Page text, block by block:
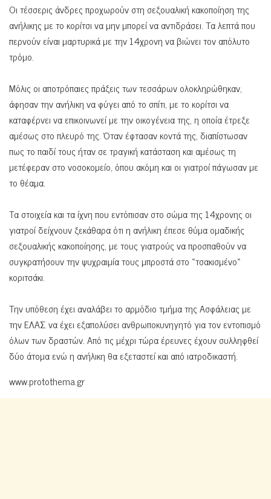
Οι τέσσερις άνδρες προχωρούν στη σεξουαλική κακοποίηση της
ανήλικης με το κορίτσι να μην μπορεί να αντιδράσει. Τα λεπτά που
περνούν είναι μαρτυρικά με την 14χρονη να βιώνει τον απόλυτο
τρόμο.
Μόλις οι αποτρόπαιες πράξεις των τεσσάρων ολοκληρώθηκαν,
άφησαν την ανήλικη να φύγει από το σπίτι, με το κορίτσι να
καταφέρνει να επικοινωνεί με την οικογένεια της, η οποία έτρεξε
αμέσως στο πλευρό της. Όταν έφτασαν κοντά της, διαπίστωσαν
πως το παιδί τους ήταν σε τραγική κατάσταση και αμέσως τη
μετέφεραν στο νοσοκομείο, όπου ακόμη και οι γιατροί πάγωσαν με
το θέαμα.
Τα στοιχεία και τα ίχνη που εντόπισαν στο σώμα της 14χρονης οι
γιατροί δείχνουν ξεκάθαρα ότι η ανήλικη έπεσε θύμα ομαδικής
σεξουαλικής κακοποίησης, με τους γιατρούς να προσπαθούν να
συγκρατήσουν την ψυχραιμία τους μπροστά στο «τσακισμένο»
κοριτσάκι.
Την υπόθεση έχει αναλάβει το αρμόδιο τμήμα της Ασφάλειας με
την ΕΛΑΣ να έχει εξαπολύσει ανθρωποκυνηγητό για τον εντοπισμό
όλων των δραστών. Από τις μέχρι τώρα έρευνες έχουν συλληφθεί
δύο άτομα ενώ η ανήλικη θα εξεταστεί και από ιατροδικαστή.
www.protothema.gr